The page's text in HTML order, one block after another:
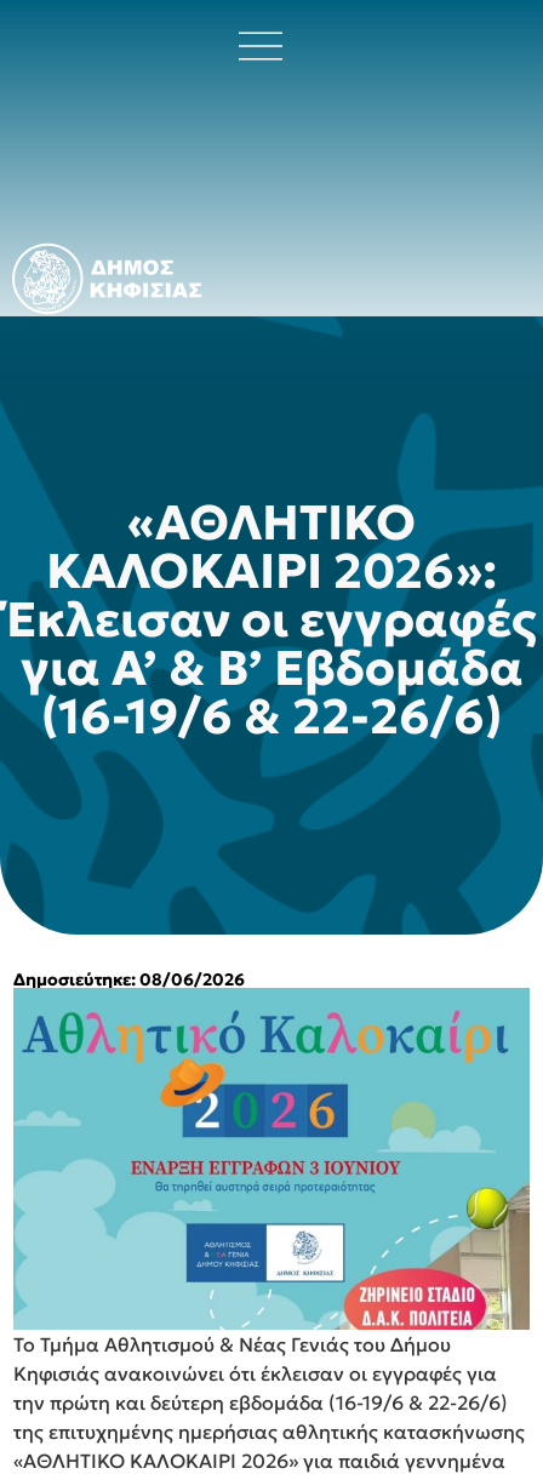
«ΑΘΛΗΤΙΚΟ
ΚΑΛΟΚΑΙΡΙ 2026»:
Έκλεισαν οι εγγραφές
για Α’ & Β’ Εβδομάδα
(16-19/6 & 22-26/6)
Δημοσιεύτηκε: 08/06/2026
Το Τμήμα Αθλητισμού & Νέας Γενιάς του Δήμου
Κηφισιάς ανακοινώνει ότι έκλεισαν οι εγγραφές για
την πρώτη και δεύτερη εβδομάδα (16-19/6 & 22-26/6)
της επιτυχημένης ημερήσιας αθλητικής κατασκήνωσης
«ΑΘΛΗΤΙΚΟ ΚΑΛΟΚΑΙΡΙ 2026» για παιδιά γεννημένα